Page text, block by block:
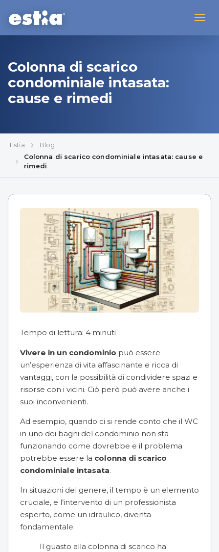
Colonna di scarico
condominiale intasata:
cause e rimedi
Estia
Blog
Colonna di scarico condominiale intasata: cause e
rimedi
Tempo di lettura: 4 minuti
Vivere in un condominio può essere
un’esperienza di vita affascinante e ricca di
vantaggi, con la possibilità di condividere spazi e
risorse con i vicini. Ciò però può avere anche i
suoi inconvenienti.
Ad esempio, quando ci si rende conto che il WC
in uno dei bagni del condominio non sta
funzionando come dovrebbe e il problema
potrebbe essere la colonna di scarico
condominiale intasata.
In situazioni del genere, il tempo è un elemento
cruciale, e l’intervento di un professionista
esperto, come un idraulico, diventa
fondamentale.
Il guasto alla colonna di scarico ha